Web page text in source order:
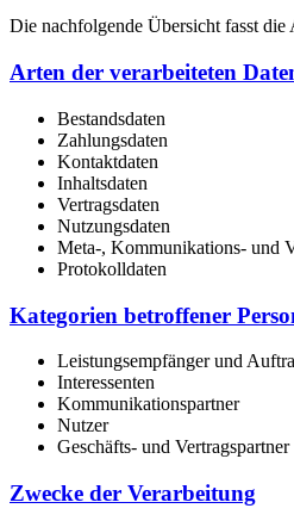
Die nachfolgende Übersicht fasst
Arten der verarbeiteten
Bestandsdaten
Zahlungsdaten
Kontaktdaten
Inhaltsdaten
Vertragsdaten
Nutzungsdaten
Meta-, Kommunikations- und
Protokolldaten
Kategorien betroffener
Leistungsempfänger und
Interessenten
Kommunikationspartner
Nutzer
Geschäfts- und Vertragspartner
Zwecke der Verarbeitung